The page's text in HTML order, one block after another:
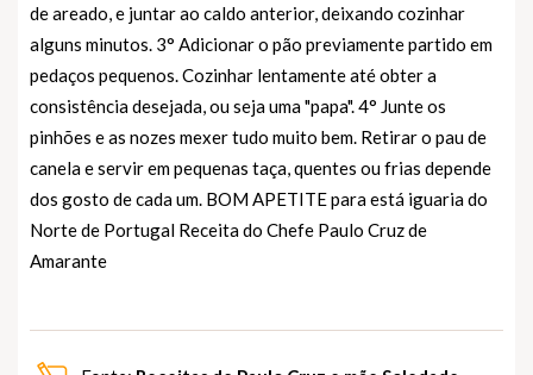
de areado, e juntar ao caldo anterior, deixando cozinhar
alguns minutos. 3° Adicionar o pão previamente partido em
pedaços pequenos. Cozinhar lentamente até obter a
consistência desejada, ou seja uma "papa". 4° Junte os
pinhões e as nozes mexer tudo muito bem. Retirar o pau de
canela e servir em pequenas taça, quentes ou frias depende
dos gosto de cada um. BOM APETITE para está iguaria do
Norte de Portugal Receita do Chefe Paulo Cruz de
Amarante